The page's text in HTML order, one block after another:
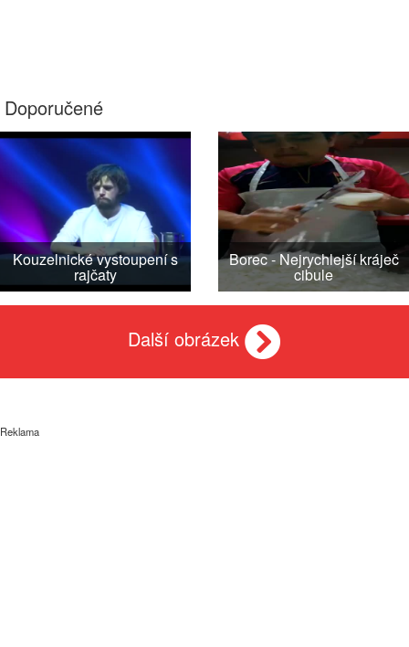
Doporučené
Kouzelnické vystoupení s
rajčaty
Borec - Nejrychlejší kráječ
cibule
Další obrázek
Reklama